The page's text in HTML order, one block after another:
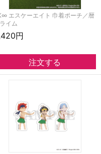
エスケーエイト 巾着ポーチ／暦
イム
円